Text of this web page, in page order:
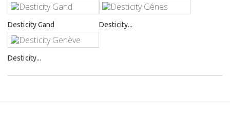
Desticity Gand Desticity...
Desticity...